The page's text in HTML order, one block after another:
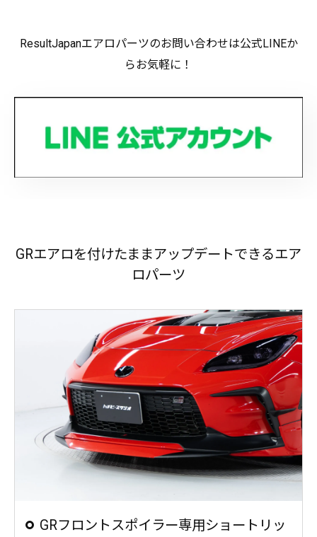
ResultJapanエアロパーツのお問い合わせは公式LINEか
らお気軽に！
GRエアロを付けたままアップデートできるエア
ロパーツ
GRフロントスポイラー専用ショートリッ